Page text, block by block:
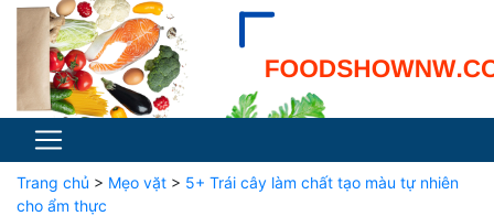
Trang chủ > Mẹo vặt > 5+ Trái cây làm chất tạo màu tự nhiên
cho ẩm thực